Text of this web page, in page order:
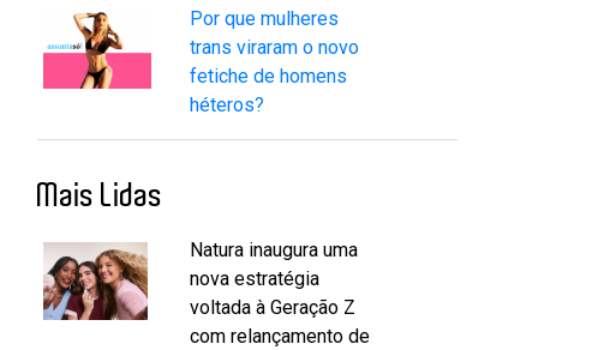
Por que mulheres
trans viraram o novo
fetiche de homens
héteros?
Mais Lidas
Natura inaugura uma
nova estratégia
voltada à Geração Z
com relançamento de